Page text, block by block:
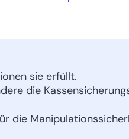
sie erfüllt.
die
die